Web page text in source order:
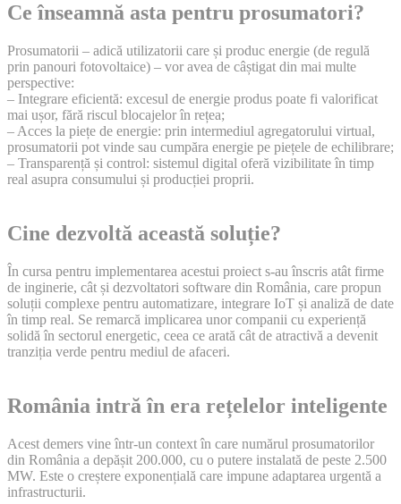
Ce înseamnă asta pentru prosumatori?
Prosumatorii – adică utilizatorii care și produc energie (de regulă
prin panouri fotovoltaice) – vor avea de câștigat din mai multe
perspective:
– Integrare eficientă: excesul de energie produs poate fi valorificat
mai ușor, fără riscul blocajelor în rețea;
– Acces la piețe de energie: prin intermediul agregatorului virtual,
prosumatorii pot vinde sau cumpăra energie pe piețele de echilibrare;
– Transparență și control: sistemul digital oferă vizibilitate în timp
real asupra consumului și producției proprii.
Cine dezvoltă această soluție?
În cursa pentru implementarea acestui proiect s-au înscris atât firme
de inginerie, cât și dezvoltatori software din România, care propun
soluții complexe pentru automatizare, integrare IoT și analiză de date
în timp real. Se remarcă implicarea unor companii cu experiență
solidă în sectorul energetic, ceea ce arată cât de atractivă a devenit
tranziția verde pentru mediul de afaceri.
România intră în era rețelelor inteligente
Acest demers vine într-un context în care numărul prosumatorilor
din România a depășit 200.000, cu o putere instalată de peste 2.500
MW. Este o creștere exponențială care impune adaptarea urgentă a
infrastructurii.